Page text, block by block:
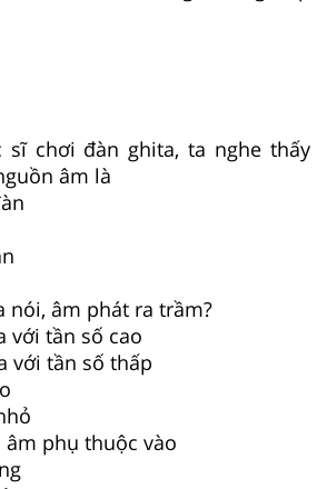
sĩ chơi đàn ghita, ta nghe thấy
âm là
nói, âm phát ra trầm?
với tần số cao
với tần số thấp
phụ thuộc vào